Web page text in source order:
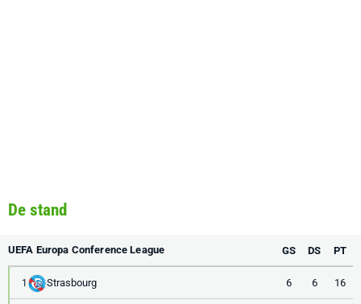
De stand
UEFA Europa Conference League GS DS PT
1 Strasbourg 6 6 16